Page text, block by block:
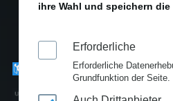
ihre Wahl und speichern
Erforderliche
Erforderliche
Grundfunktion der Seite.